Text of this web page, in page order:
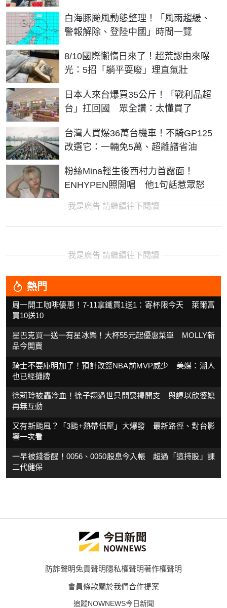
白海豚颱風動態整理！「風雨趨緩、
警報解除、登陸中國」時間一覽
8/10國際懶惰日來了！超荒謬由來曝
光：5招「躺平耍廢」理直氣壯
日本人來台爆買35公斤！「戰利品超
台」扛回國 眾全讚：太懂買了
台灣人買爆36萬台機車！不騎GP125
改選它：一輛免5萬、超離譜省油
粉絲Mina輕生後西村力首露面！
ENHYPEN照開唱 他1句話惹眾怒
我是廣告 請繼續往下閱讀
我是廣告 請繼續往下閱讀
熱門
周一開工咖啡優惠！7-11拿鐵買1送1：寄杯限今天 萊爾富
買10送10
星巴克買一送一有星冰樂！大杯55元起優惠菜單 MOLLY新
品今開賣
騎士不要庫明加了！預計改簽NBA前MVP威少 美媒：湖人
也已經攤牌
徐莉玲被轟冷血！徐子翔過世只問喪禮開支 與譚以欣婆媳
再無互動
又有新颱風？「3颱+熱帶低壓」大爆發 最新路徑、對台影
響一次看
一早被錢香醒！0056、0050股息今入帳 超過「這持股」課
二代健保
防詐聲明免責聲明隱私權聲明著作權聲明
會員條款關於我們合作提案
追蹤NOWNEWS今日新聞